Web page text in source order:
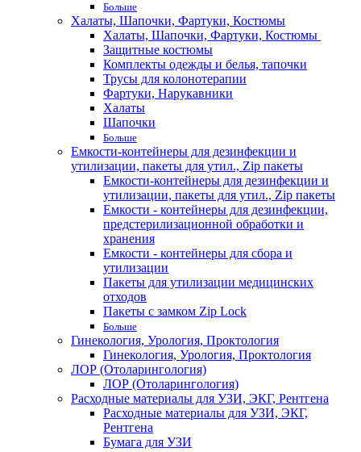
Больше
Халаты, Шапочки, Фартуки, Костюмы
Халаты, Шапочки, Фартуки, Костюмы
Защитные костюмы
Комплекты одежды и белья, тапочки
Трусы для колонотерапии
Фартуки, Нарукавники
Халаты
Шапочки
Больше
Емкости-контейнеры для дезинфекции и
утилизации, пакеты для утил., Zip пакеты
Емкости-контейнеры для дезинфекции и
утилизации, пакеты для утил., Zip пакеты
Емкости - контейнеры для дезинфекции,
предстерилизационной обработки и
хранения
Емкости - контейнеры для сбора и
утилизации
Пакеты для утилизации медицинских
отходов
Пакеты с замком Zip Lock
Больше
Гинекология, Урология, Проктология
Гинекология, Урология, Проктология
ЛОР (Отоларингология)
ЛОР (Отоларингология)
Расходные материалы для УЗИ, ЭКГ, Рентгена
Расходные материалы для УЗИ, ЭКГ,
Рентгена
Бумага для УЗИ